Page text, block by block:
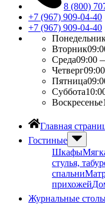
8 (800)
+7 (967) 909-04-40
+7 (967) 909-04-40
Вторник
Среда09:00
Четверг
Пятница
Суббота
Воскресенье
Главная
Гостиные
Шкафы
стулья,
спальни
прихожей
Журнальные